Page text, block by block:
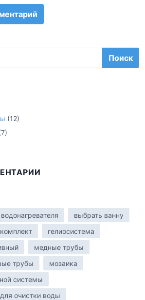
(12)
выбрать ванну
гелиосистема
медные трубы
трубы
мозаика
системы
очистки воды